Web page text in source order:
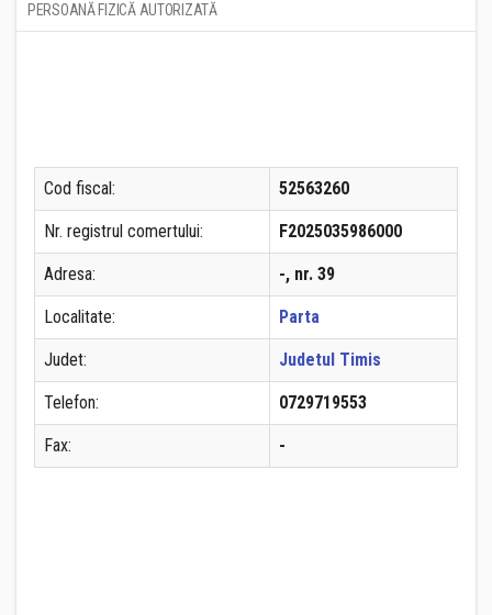
PERSOANĂ FIZICĂ AUTORIZATĂ
Cod fiscal: 52563260
Nr. registrul comertului: F2025035986000
Adresa: -, nr. 39
Localitate: Parta
Judet: Judetul Timis
Telefon: 0729719553
Fax: -